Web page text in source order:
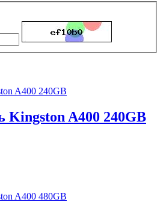
Kingston A400 240GB